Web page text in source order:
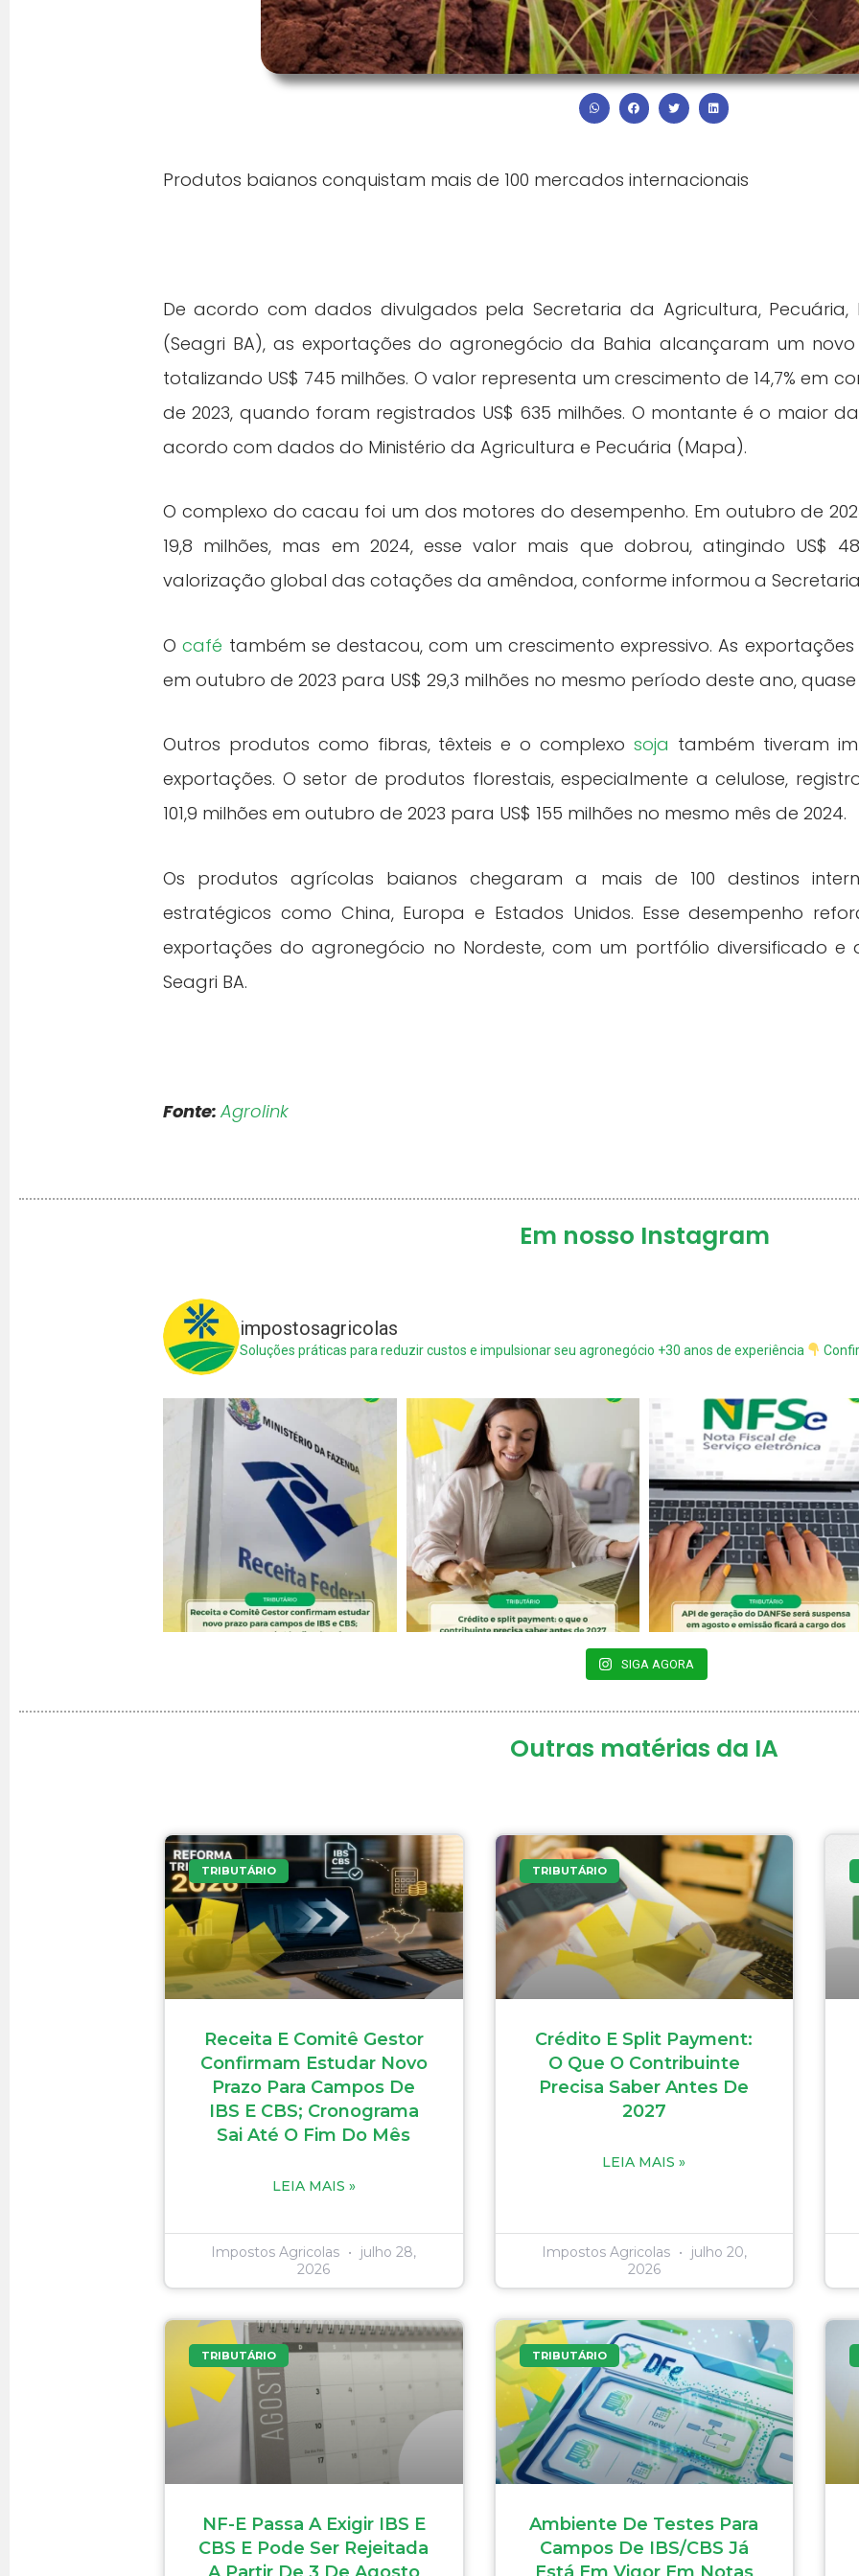
Produtos baianos conquistam mais de 100 mercados internacionais
De acordo com dados divulgados pela Secretaria da Agricultura, Pecuária,
(Seagri BA), as exportações do agronegócio da Bahia alcançaram um
totalizando US$ 745 milhões. O valor representa um crescimento de 14,7% em
de 2023, quando foram registrados US$ 635 milhões. O montante é o maior
acordo com dados do Ministério da Agricultura e Pecuária (Mapa).
O complexo do cacau foi um dos motores do desempenho. Em outubro de
19,8 milhões, mas em 2024, esse valor mais que dobrou, atingindo US$
valorização global das cotações da amêndoa, conforme informou a
Ocafé também se destacou, com um crescimento expressivo. As exportações
em outubro de 2023 para US$ 29,3 milhões no mesmo período deste ano,
Outros produtos como fibras, têxteis e o complexo soja também tiveram
exportações. O setor de produtos florestais, especialmente a celulose,
101,9 milhões em outubro de 2023 para US$ 155 milhões no mesmo mês de 2024.
Os produtos agrícolas baianos chegaram a mais de 100 destinos
estratégicos como China, Europa e Estados Unidos. Esse desempenho
exportações do agronegócio no Nordeste, com um portfólio diversificado
Seagri BA.
Fonte: Agrolink
Em nosso Instagram
impostosagricolas
Soluções práticas para reduzir custos e impulsionar seu agronegócio +30 anos de experiência
SIGA AGORA
Outras matérias da IA
TRIBUTÁRIO
Receita E Comitê Gestor
Confirmam Estudar Novo
Prazo Para Campos De
IBS E CBS; Cronograma
Sai Até O Fim Do Mês
LEIA MAIS »
Impostos Agricolas
julho 28,
2026
TRIBUTÁRIO
Crédito E Split Payment:
O Que O Contribuinte
Precisa Saber Antes De
2027
LEIA MAIS »
Impostos Agricolas
julho 20,
2026
TRIBUTÁRIO
NF-E Passa A Exigir IBS E
CBS E Pode Ser Rejeitada
TRIBUTÁRIO
Ambiente De Testes Para
Campos De IBS/CBS Já